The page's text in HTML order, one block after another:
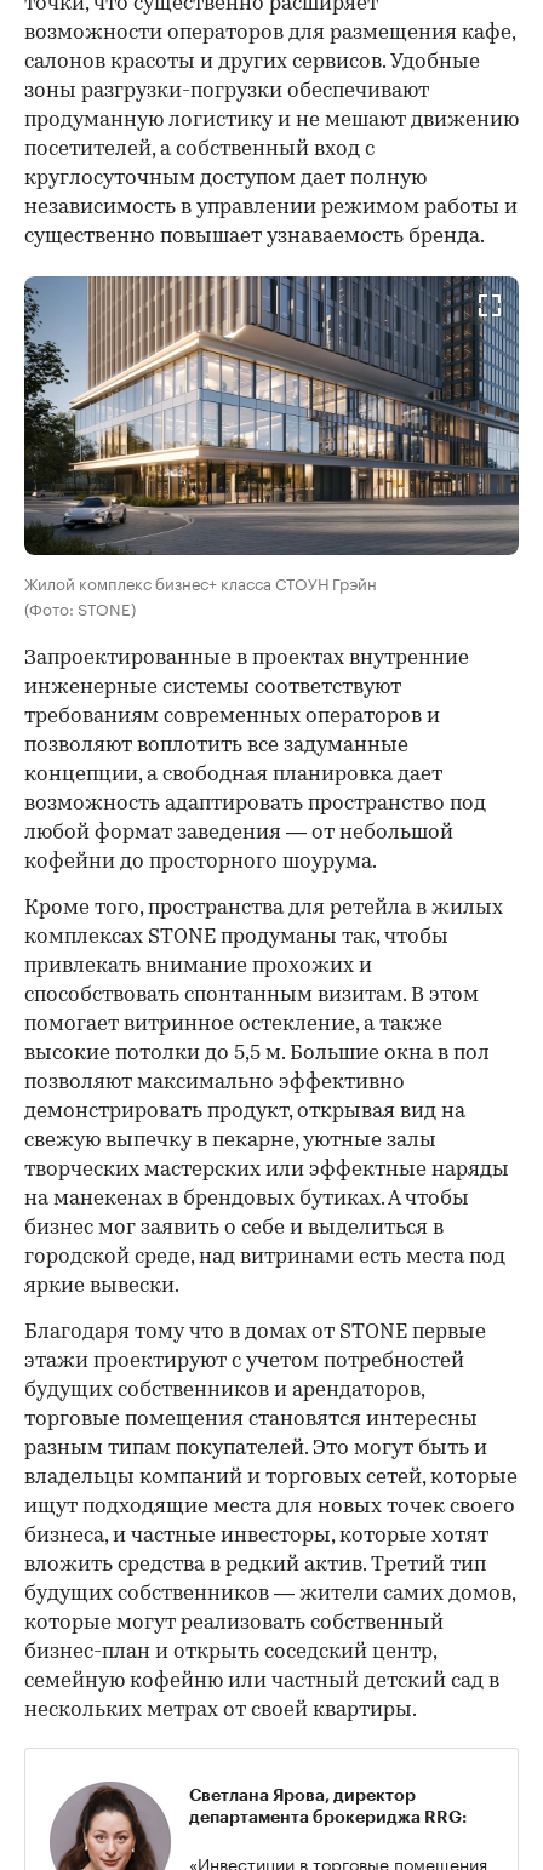
точки, что существенно расширяет
возможности операторов для размещения кафе,
салонов красоты и других сервисов. Удобные
зоны разгрузки-погрузки обеспечивают
продуманную логистику и не мешают движению
посетителей, а собственный вход с
круглосуточным доступом дает полную
независимость в управлении режимом работы и
существенно повышает узнаваемость бренда.
Жилой комплекс бизнес+ класса СТОУН Грэйн
(Фото: STONE)
Запроектированные в проектах внутренние
инженерные системы соответствуют
требованиям современных операторов и
позволяют воплотить все задуманные
концепции, а свободная планировка дает
возможность адаптировать пространство под
любой формат заведения — от небольшой
кофейни до просторного шоурума.
Кроме того, пространства для ретейла в жилых
комплексах STONE продуманы так, чтобы
привлекать внимание прохожих и
способствовать спонтанным визитам. В этом
помогает витринное остекление, а также
высокие потолки до 5,5 м. Большие окна в пол
позволяют максимально эффективно
демонстрировать продукт, открывая вид на
свежую выпечку в пекарне, уютные залы
творческих мастерских или эффектные наряды
на манекенах в брендовых бутиках. А чтобы
бизнес мог заявить о себе и выделиться в
городской среде, над витринами есть места под
яркие вывески.
Благодаря тому что в домах от STONE первые
этажи проектируют с учетом потребностей
будущих собственников и арендаторов,
торговые помещения становятся интересны
разным типам покупателей. Это могут быть и
владельцы компаний и торговых сетей, которые
ищут подходящие места для новых точек своего
бизнеса, и частные инвесторы, которые хотят
вложить средства в редкий актив. Третий тип
будущих собственников — жители самих домов,
которые могут реализовать собственный
бизнес-план и открыть соседский центр,
семейную кофейню или частный детский сад в
нескольких метрах от своей квартиры.
Светлана Ярова, директор
департамента брокериджа RRG:
«Инвестиции в торговые помещения